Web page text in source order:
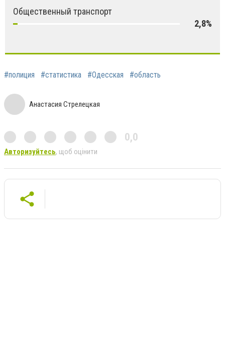
Общественный транспорт
2,8%
#полиция #статистика #Одесская #область
Анастасия Стрелецкая
0,0
Авторизуйтесь, щоб оцінити